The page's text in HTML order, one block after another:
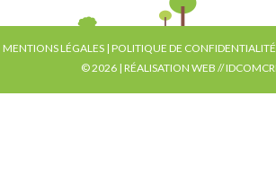
MENTIONS LÉGALES| POLITIQUE DE CONFIDENTIALITÉ
© 2026 | RÉALISATION WEB //